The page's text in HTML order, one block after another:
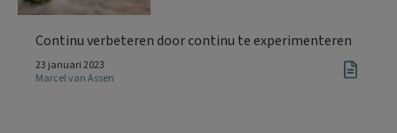
Continu verbeteren door continu te experimenteren
23 januari 2023
Marcel van Assen